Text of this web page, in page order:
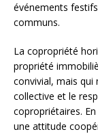
événements
communs.
La copropriété
propriété
convivial, mais qui
collective et le
copropriétaires.
une attitude